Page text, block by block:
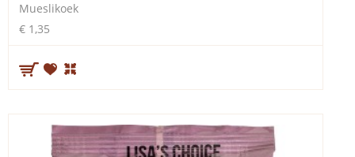
Mueslikoek
€ 1,35